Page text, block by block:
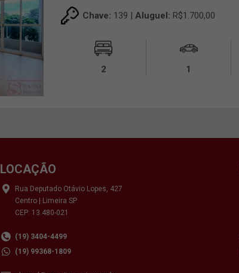
Chave: 139 |Aluguel: R$1.700,00
2 1
LOCAÇÃO
Rua Deputado Otávio Lopes, 427
Centro | Limeira SP
CEP: 13.480-021
(19) 3404-4499
(19) 99368-1809